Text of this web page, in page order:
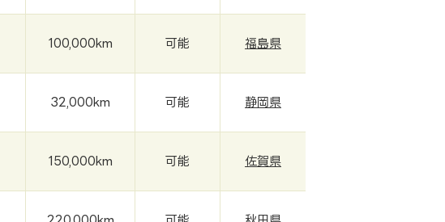
100,000km 可能 福島県
32,000km 可能 静岡県
150,000km 可能 佐賀県